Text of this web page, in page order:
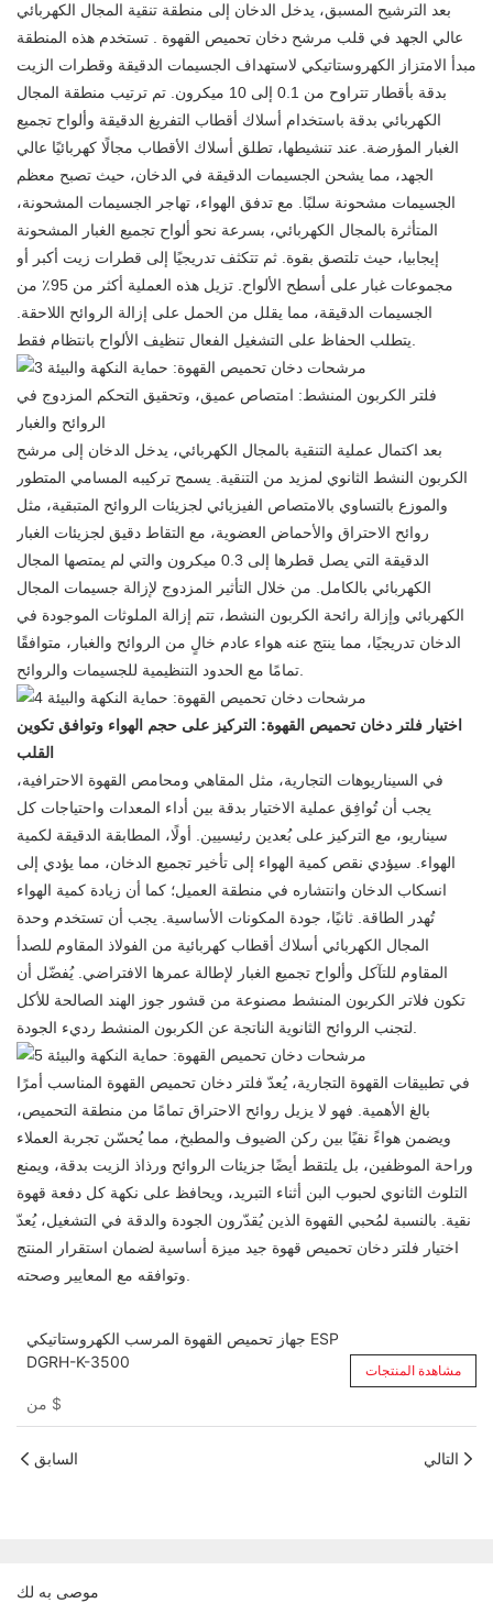
بعد الترشيح المسبق، يدخل الدخان إلى منطقة تنقية المجال الكهربائي
عالي الجهد في قلب مرشح دخان تحميص القهوة . تستخدم هذه المنطقة
مبدأ الامتزاز الكهروستاتيكي لاستهداف الجسيمات الدقيقة وقطرات الزيت
بدقة بأقطار تتراوح من 0.1 إلى 10 ميكرون. تم ترتيب منطقة المجال
الكهربائي بدقة باستخدام أسلاك أقطاب التفريغ الدقيقة وألواح تجميع
الغبار المؤرضة. عند تنشيطها، تطلق أسلاك الأقطاب مجالًا كهربائيًا عالي
الجهد، مما يشحن الجسيمات الدقيقة في الدخان، حيث تصبح معظم
الجسيمات مشحونة سلبًا. مع تدفق الهواء، تهاجر الجسيمات المشحونة،
المتأثرة بالمجال الكهربائي، بسرعة نحو ألواح تجميع الغبار المشحونة
إيجابيا، حيث تلتصق بقوة. ثم تتكثف تدريجيًا إلى قطرات زيت أكبر أو
مجموعات غبار على أسطح الألواح. تزيل هذه العملية أكثر من 95٪ من
الجسيمات الدقيقة، مما يقلل من الحمل على إزالة الروائح اللاحقة.
يتطلب الحفاظ على التشغيل الفعال تنظيف الألواح بانتظام فقط.
فلتر الكربون المنشط: امتصاص عميق، وتحقيق التحكم المزدوج في
الروائح والغبار
بعد اكتمال عملية التنقية بالمجال الكهربائي، يدخل الدخان إلى مرشح
الكربون النشط الثانوي لمزيد من التنقية. يسمح تركيبه المسامي المتطور
والموزع بالتساوي بالامتصاص الفيزيائي لجزيئات الروائح المتبقية، مثل
روائح الاحتراق والأحماض العضوية، مع التقاط دقيق لجزيئات الغبار
الدقيقة التي يصل قطرها إلى 0.3 ميكرون والتي لم يمتصها المجال
الكهربائي بالكامل. من خلال التأثير المزدوج لإزالة جسيمات المجال
الكهربائي وإزالة رائحة الكربون النشط، تتم إزالة الملوثات الموجودة في
الدخان تدريجيًا، مما ينتج عنه هواء عادم خالٍ من الروائح والغبار، متوافقًا
تمامًا مع الحدود التنظيمية للجسيمات والروائح.
اختيار فلتر دخان تحميص القهوة: التركيز على حجم الهواء وتوافق تكوين
القلب
في السيناريوهات التجارية، مثل المقاهي ومحامص القهوة الاحترافية،
يجب أن تُوافِق عملية الاختيار بدقة بين أداء المعدات واحتياجات كل
سيناريو، مع التركيز على بُعدين رئيسيين. أولًا، المطابقة الدقيقة لكمية
الهواء. سيؤدي نقص كمية الهواء إلى تأخير تجميع الدخان، مما يؤدي إلى
انسكاب الدخان وانتشاره في منطقة العميل؛ كما أن زيادة كمية الهواء
تُهدر الطاقة. ثانيًا، جودة المكونات الأساسية. يجب أن تستخدم وحدة
المجال الكهربائي أسلاك أقطاب كهربائية من الفولاذ المقاوم للصدأ
المقاوم للتآكل وألواح تجميع الغبار لإطالة عمرها الافتراضي. يُفضّل أن
تكون فلاتر الكربون المنشط مصنوعة من قشور جوز الهند الصالحة للأكل
لتجنب الروائح الثانوية الناتجة عن الكربون المنشط رديء الجودة.
في تطبيقات القهوة التجارية، يُعدّ فلتر دخان تحميص القهوة المناسب أمرًا
بالغ الأهمية. فهو لا يزيل روائح الاحتراق تمامًا من منطقة التحميص،
ويضمن هواءً نقيًا بين ركن الضيوف والمطبخ، مما يُحسّن تجربة العملاء
وراحة الموظفين، بل يلتقط أيضًا جزيئات الروائح ورذاذ الزيت بدقة، ويمنع
التلوث الثانوي لحبوب البن أثناء التبريد، ويحافظ على نكهة كل دفعة قهوة
نقية. بالنسبة لمُحبي القهوة الذين يُقدّرون الجودة والدقة في التشغيل، يُعدّ
اختيار فلتر دخان تحميص قهوة جيد ميزة أساسية لضمان استقرار المنتج
وتوافقه مع المعايير وصحته.
جهاز تحميص القهوة المرسب الكهروستاتيكي ESP
DGRH-K-3500
$
مشاهدة المنتجات
السابق التالي
موصى به لك